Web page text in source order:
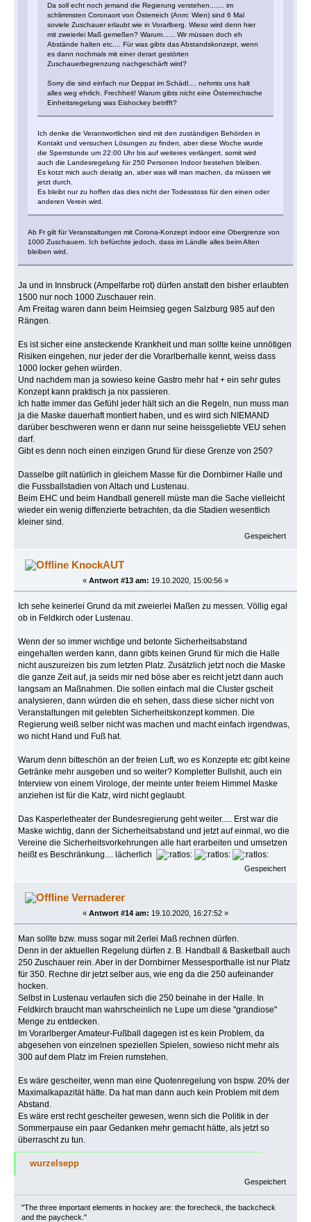
Da soll echt noch jemand die Regierung verstehen....... im
schlimmsten Coronaort von Österreich (Anm: Wien) sind 6 Mal
soviele Zuschauer erlaubt wie in Vorarlberg. Wieso wird denn hier
mit zweierlei Maß gemeßen? Warum...... Wir müssen doch eh
Abstände halten etc.... Für was gibts das Abstandskonzept, wenn
es dann nochmals mit einer derart gestörten
Zuschauerbegrenzung nachgeschärft wird?
Sorry die sind einfach nur Deppat im Schädl.... nehmts uns halt
alles weg ehrlich. Frechheit! Warum gibts nicht eine Österreichische
Einheitsregelung was Eishockey betrifft?
Ich denke die Verantwortlichen sind mit den zuständigen Behörden in
Kontakt und versuchen Lösungen zu finden, aber diese Woche wurde
die Sperrstunde um 22:00 Uhr bis auf weiteres verlängert, somit wird
auch die Landesregelung für 250 Personen Indoor bestehen bleiben.
Es kotzt mich auch deratig an, aber was will man machen, da müssen wir
jetzt durch.
Es bleibt nur zu hoffen das dies nicht der Todesstoss für den einen oder
anderen Verein wird.
Ab Fr gilt für Veranstaltungen mit Corona-Konzept indoor eine Obergrenze von
1000 Zuschauern. Ich befürchte jedoch, dass im Ländle alles beim Alten
bleiben wird.
Ja und in Innsbruck (Ampelfarbe rot) dürfen anstatt den bisher erlaubten
1500 nur noch 1000 Zuschauer rein.
Am Freitag waren dann beim Heimsieg gegen Salzburg 985 auf den
Rängen.
Es ist sicher eine ansteckende Krankheit und man sollte keine unnötigen
Risiken eingehen, nur jeder der die Vorarlberhalle kennt, weiss dass
1000 locker gehen würden.
Und nachdem man ja sowieso keine Gastro mehr hat + ein sehr gutes
Konzept kann praktisch ja nix passieren.
Ich hatte immer das Gefühl jeder hält sich an die Regeln, nun muss man
ja die Maske dauerhaft montiert haben, und es wird sich NIEMAND
darüber beschweren wenn er dann nur seine heissgeliebte VEU sehen
darf.
Gibt es denn noch einen einzigen Grund für diese Grenze von 250?
Dasselbe gilt natürlich in gleichem Masse für die Dornbirner Halle und
die Fussballstadien von Altach und Lustenau.
Beim EHC und beim Handball generell müste man die Sache vielleicht
wieder ein wenig diffenzierte betrachten, da die Stadien wesentlich
kleiner sind.
Gespeichert
KnockAUT
« Antwort #13 am: 19.10.2020, 15:00:56 »
Ich sehe keinerlei Grund da mit zweierlei Maßen zu messen. Völlig egal
ob in Feldkirch oder Lustenau.
Wenn der so immer wichtige und betonte Sicherheitsabstand
eingehalten werden kann, dann gibts keinen Grund für mich die Halle
nicht auszureizen bis zum letzten Platz. Zusätzlich jetzt noch die Maske
die ganze Zeit auf, ja seids mir ned böse aber es reicht jetzt dann auch
langsam an Maßnahmen. Die sollen einfach mal die Cluster gscheit
analysieren, dann würden die eh sehen, dass diese sicher nicht von
Veranstaltungen mit gelebten Sicherheitskonzept kommen. Die
Regierung weiß selber nicht was machen und macht einfach irgendwas,
wo nicht Hand und Fuß hat.
Warum denn bitteschön an der freien Luft, wo es Konzepte etc gibt keine
Getränke mehr ausgeben und so weiter? Kompletter Bullshit, auch ein
Interview von einem Virologe, der meinte unter freiem Himmel Maske
anziehen ist für die Katz, wird nicht geglaubt.
Das Kasperletheater der Bundesregierung geht weiter..... Erst war die
Maske wichtig, dann der Sicherheitsabstand und jetzt auf einmal, wo die
Vereine die Sicherheitsvorkehrungen alle hart erarbeiten und umsetzen
heißt es Beschränkung.... lächerlich
Gespeichert
Vernaderer
« Antwort #14 am: 19.10.2020, 16:27:52 »
Man sollte bzw. muss sogar mit 2erlei Maß rechnen dürfen.
Denn in der aktuellen Regelung dürfen z. B. Handball & Basketball auch
250 Zuschauer rein. Aber in der Dornbirner Messesporthalle ist nur Platz
für 350. Rechne dir jetzt selber aus, wie eng da die 250 aufeinander
hocken.
Selbst in Lustenau verlaufen sich die 250 beinahe in der Halle. In
Feldkirch braucht man wahrscheinlich ne Lupe um diese "grandiose"
Menge zu entdecken.
Im Vorarlberger Amateur-Fußball dagegen ist es kein Problem, da
abgesehen von einzelnen speziellen Spielen, sowieso nicht mehr als
300 auf dem Platz im Freien rumstehen.
Es wäre gescheiter, wenn man eine Quotenregelung von bspw. 20% der
Maximalkapazität hätte. Da hat man dann auch kein Problem mit dem
Abstand.
Es wäre erst recht gescheiter gewesen, wenn sich die Politik in der
Sommerpause ein paar Gedanken mehr gemacht hätte, als jetzt so
überrascht zu tun.
wurzelsepp
Gespeichert
"The three important elements in hockey are: the forecheck, the backcheck
and the paycheck."